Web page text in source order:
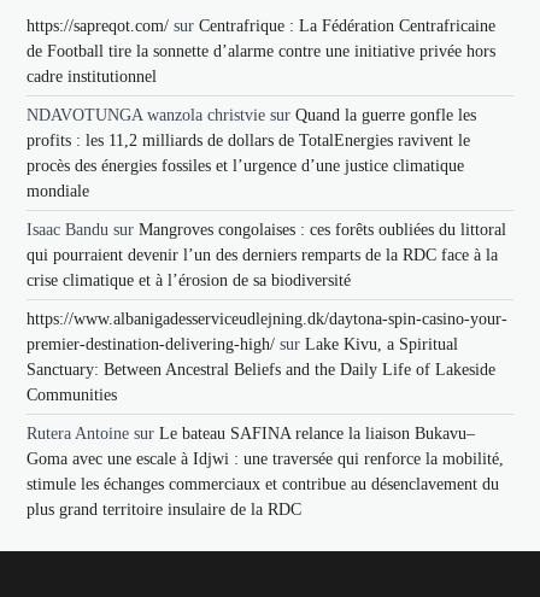
https://sapreqot.com/ surCentrafrique : La Fédération Centrafricaine
de Football tire la sonnette d’alarme contre une initiative privée hors
cadre institutionnel
NDAVOTUNGA wanzola christvie surQuand la guerre gonfle les
profits : les 11,2 milliards de dollars de TotalEnergies ravivent le
procès des énergies fossiles et l’urgence d’une justice climatique
mondiale
Isaac Bandu surMangroves congolaises : ces forêts oubliées du littoral
qui pourraient devenir l’un des derniers remparts de la RDC face à la
crise climatique et à l’érosion de sa biodiversité
https://www.albanigadesserviceudlejning.dk/daytona-spin-casino-your-
premier-destination-delivering-high/ surLake Kivu, a Spiritual
Sanctuary: Between Ancestral Beliefs and the Daily Life of Lakeside
Communities
Rutera Antoine surLe bateau SAFINA relance la liaison Bukavu–
Goma avec une escale à Idjwi : une traversée qui renforce la mobilité,
stimule les échanges commerciaux et contribue au désenclavement du
plus grand territoire insulaire de la RDC